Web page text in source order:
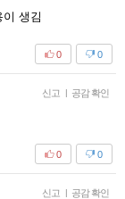
생김
0
0
신고 | 공감 확인
0
0
신고 | 공감 확인